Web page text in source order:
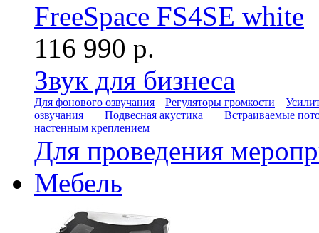
FreeSpace FS4SE white
116 990 р.
Звук для бизнеса
Для фонового озвучания Регуляторы громкости
озвучания
Подвесная акустика
Встраиваемые
настенным креплением
Для проведения
Мебель